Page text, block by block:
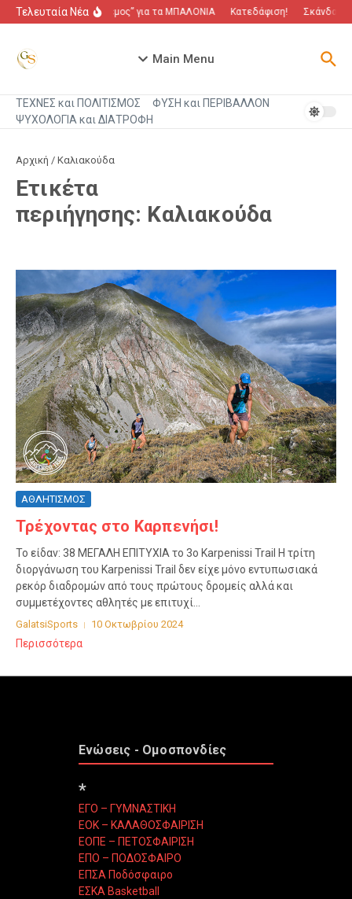
Μετάβαση στο περιεχόμενο
Τελευταία Νέα“Πόλεμος” για τα ΜΠΑΛΟΝΙΑ Κατεδάφιση! Σκάνδαλο
Main Menu
ΤΕΧΝΕΣ και ΠΟΛΙΤΙΣΜΟΣ
ΦΥΣΗ και ΠΕΡΙΒΑΛΛΟΝ
ΨΥΧΟΛΟΓΙΑ και ΔΙΑΤΡΟΦΗ
Αρχική / Καλιακούδα
Ετικέτα
περιήγησης: Καλιακούδα
ΑΘΛΗΤΙΣΜΟΣ
Τρέχοντας στο Καρπενήσι!
Το είδαν: 38 ΜΕΓΑΛΗ ΕΠΙΤΥΧΙΑ το 3ο Karpenissi Trail Η τρίτη
διοργάνωση του Karpenissi Trail δεν είχε μόνο εντυπωσιακά
ρεκόρ διαδρομών από τους πρώτους δρομείς αλλά και
συμμετέχοντες αθλητές με επιτυχί...
GalatsiSports 10 Οκτωβρίου 2024
Περισσότερα
Ενώσεις - Ομοσπονδίες
*
ΕΓΟ – ΓΥΜΝΑΣΤΙΚΗ
ΕΟΚ – ΚΑΛΑΘΟΣΦΑΙΡΙΣΗ
ΕΟΠΕ – ΠΕΤΟΣΦΑΙΡΙΣΗ
ΕΠΟ – ΠΟΔΟΣΦΑΙΡΟ
ΕΠΣΑ Ποδόσφαιρο
ΕΣΚΑ Basketball